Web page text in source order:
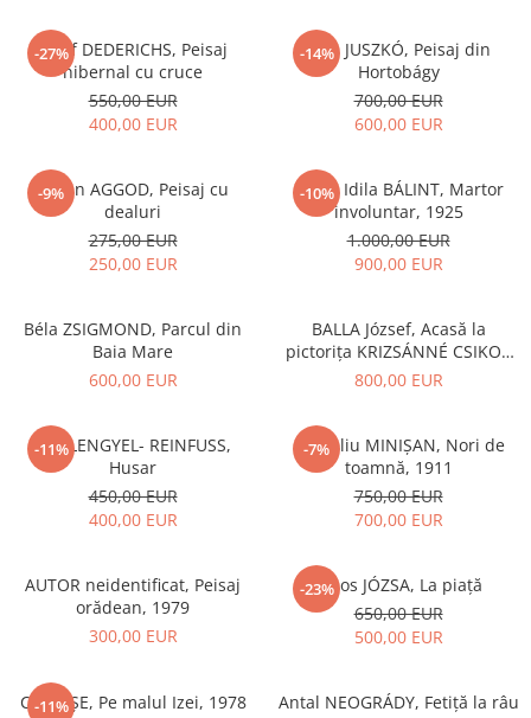
-27%
Josef DEDERICHS, Peisaj
hibernal cu cruce
550,00 EUR
400,00 EUR
-14%
Béla JUSZKÓ, Peisaj din
Hortobágy
700,00 EUR
600,00 EUR
-9%
István AGGOD, Peisaj cu
dealuri
275,00 EUR
250,00 EUR
-10%
Gyula Idila BÁLINT, Martor
involuntar, 1925
1.000,00 EUR
900,00 EUR
Béla ZSIGMOND, Parcul din
Baia Mare
600,00 EUR
BALLA József, Acasă la
pictorița KRIZSÁNNÉ CSIKOS
Antónia
800,00 EUR
-11%
Ede LENGYEL- REINFUSS,
Husar
450,00 EUR
400,00 EUR
-7%
Corneliu MINIȘAN, Nori de
toamnă, 1911
750,00 EUR
700,00 EUR
AUTOR neidentificat, Peisaj
orădean, 1979
300,00 EUR
-23%János JÓZSA, La piață
650,00 EUR
500,00 EUR
-11%
C. LUPȘE, Pe malul Izei, 1978
Antal NEOGRÁDY, Fetiță la râu